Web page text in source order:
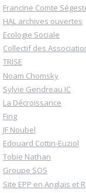
Francine Comte
HAL archives ouvertes
Ecologie Sociale
Collectif des
TRISE
Noam Chomsky
Sylvie Gendreau IC
La Décroissance
Fing
JF Noubel
Edouard Cottin-Euziol
Tobie Nathan
Groupe SOS
Site EPP en Anglais et